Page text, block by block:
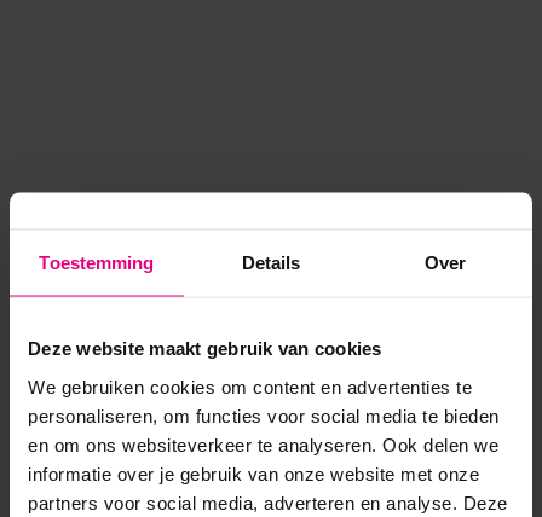
Toestemming Details Over
Deze website maakt gebruik van cookies
We gebruiken cookies om content en advertenties te
personaliseren, om functies voor social media te bieden
en om ons websiteverkeer te analyseren. Ook delen we
informatie over je gebruik van onze website met onze
partners voor social media, adverteren en analyse. Deze
Application error: a client-side exception has occurred while